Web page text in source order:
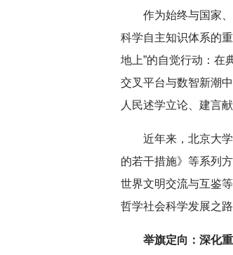
作为始终与国家
科学自主知识体系的
地上”的自觉行动：在
交叉平台与数智新潮
人民述学立论、建言献
近年来，北京大
的若干措施》等系列
世界文明交流与互鉴
哲学社会科学发展之路
举旗定向：深化